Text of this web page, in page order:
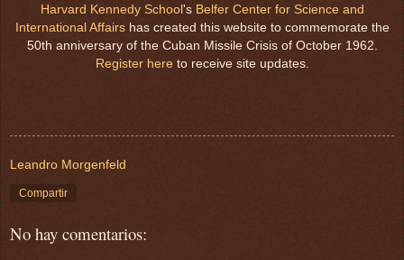
Harvard Kennedy School's Belfer Center for Science and
International Affairshas created this website to commemorate the
50th anniversary of the Cuban Missile Crisis of October 1962.
Register here to receive site updates.
Leandro Morgenfeld
Compartir
No hay comentarios: